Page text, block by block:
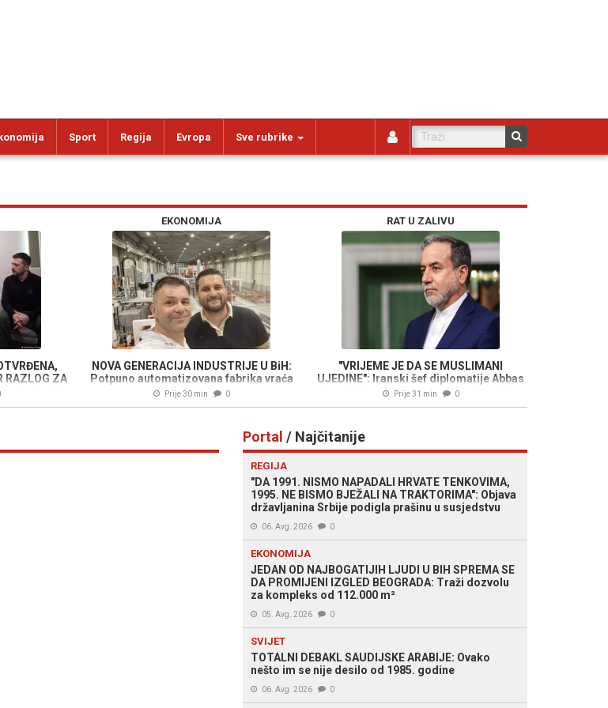
Sport Regija Evropa Sve rubrike
RAZLOG ZA
lokacije..."
EKONOMIJA
NOVA GENERACIJA INDUSTRIJE U BiH:
Potpuno automatizovana fabrika vraća
stručnjake iz dijaspore
Prije 30 min 0
RAT U ZALIVU
"VRIJEME JE DA SE MUSLIMANI
UJEDINE": Iranski šef diplomatije Abbas
Araghchi poslao snažnu poruku svijetu
Prije 31 min 0
Portal / Najčitanije
REGIJA
"DA 1991. NISMO NAPADALI HRVATE TENKOVIMA,
1995. NE BISMO BJEŽALI NA TRAKTORIMA": Objava
državljanina Srbije podigla prašinu u susjedstvu
06. Avg. 2026 0
EKONOMIJA
JEDAN OD NAJBOGATIJIH LJUDI U BIH SPREMA SE
DA PROMIJENI IZGLED BEOGRADA: Traži dozvolu
za kompleks od 112.000 m²
05. Avg. 2026 0
SVIJET
TOTALNI DEBAKL SAUDIJSKE ARABIJE: Ovako
nešto im se nije desilo od 1985. godine
06. Avg. 2026 0